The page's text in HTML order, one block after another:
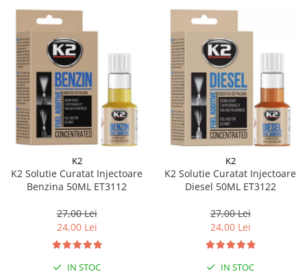
K2
K2 Solutie Curatat Injectoare
Benzina 50ML ET3112
27,00 Lei
24,00 Lei
IN STOC
K2
K2 Solutie Curatat Injectoare
Diesel 50ML ET3122
27,00 Lei
24,00 Lei
IN STOC